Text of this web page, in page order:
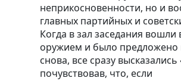
неприкосновенности, но и
главных партийных и
Когда в зал заседания вошли
оружием и было предложено
снова, все сразу высказались
почувствовав, что, если